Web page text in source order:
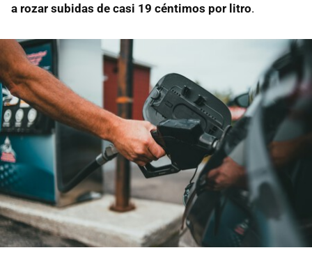
a rozar subidas de casi 19 céntimos por litro.